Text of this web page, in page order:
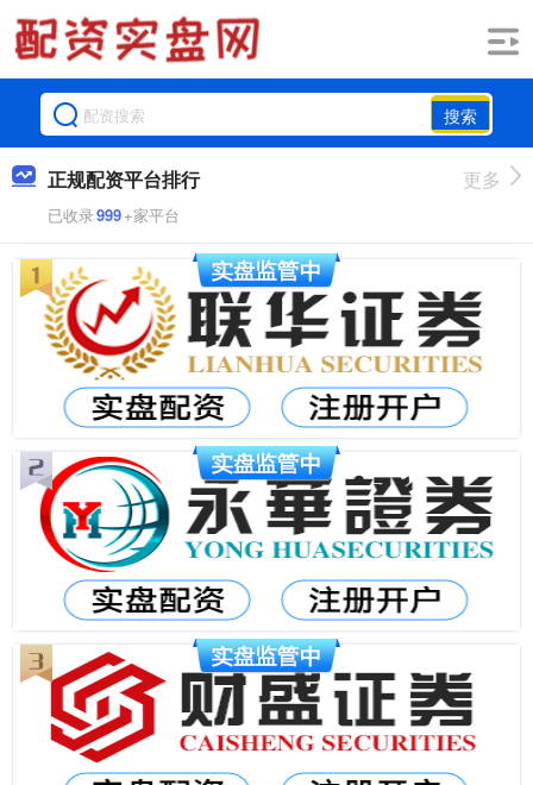
搜索
正规配资平台排行
已收录999+家平台
更多